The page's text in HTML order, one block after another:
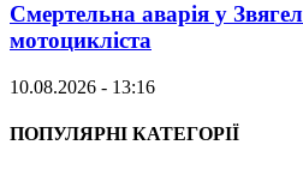
Смертельна аварія у
мотоцикліста
10.08.2026 - 13:16
ПОПУЛЯРНІ КАТЕГОРІЇ